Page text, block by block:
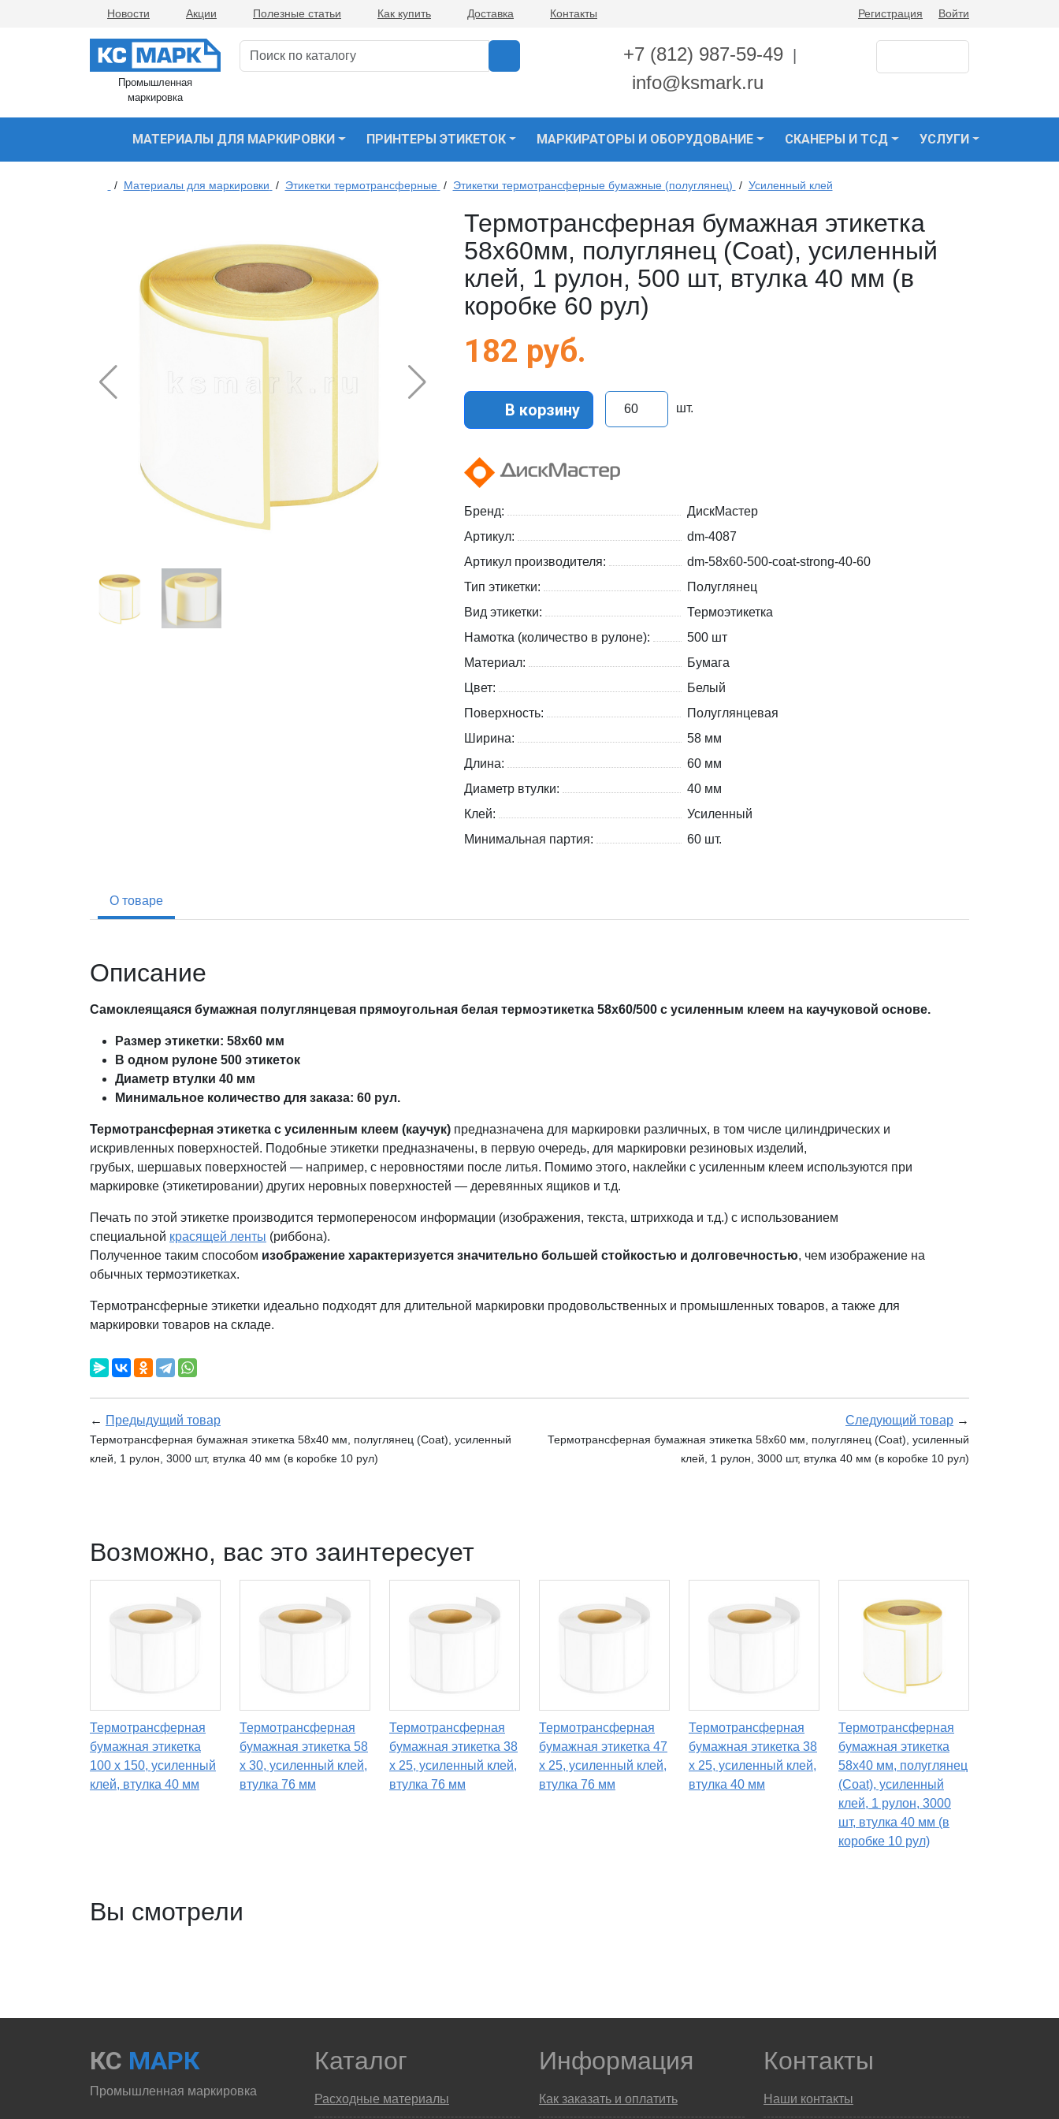
Новости Акции Полезные статьи Как купить Доставка Контакты Регистрация Войти
Промышленная
маркировка
+7 (812) 987-59-49
info@ksmark.ru
МАТЕРИАЛЫ ДЛЯ МАРКИРОВКИ ПРИНТЕРЫ ЭТИКЕТОК МАРКИРАТОРЫ И ОБОРУДОВАНИЕ СКАНЕРЫ И ТСД УСЛУГИ
/ Материалы для маркировки / Этикетки термотрансферные / Этикетки термотрансферные бумажные (полуглянец) / Усиленный клей
Термотрансферная бумажная этикетка
58х60мм, полуглянец (Coat), усиленный
клей, 1 рулон, 500 шт, втулка 40 мм (в
коробке 60 рул)
182 руб.
В корзину шт.
Бренд:
ДискМастер
Артикул:
dm-4087
Артикул производителя:
dm-58x60-500-coat-strong-40-60
Тип этикетки:
Полуглянец
Вид этикетки:
Термоэтикетка
Намотка (количество в рулоне):
500 шт
Материал:
Бумага
Цвет:
Белый
Поверхность:
Полуглянцевая
Ширина:
58 мм
Длина:
60 мм
Диаметр втулки:
40 мм
Клей:
Усиленный
Минимальная партия:
60 шт.
О товаре
Описание
Самоклеящаяся бумажная полуглянцевая прямоугольная белая термоэтикетка 58х60/500 с усиленным клеем на каучуковой основе.
Размер этикетки: 58х60 мм
В одном рулоне 500 этикеток
Диаметр втулки 40 мм
Минимальное количество для заказа: 60 рул.
Термотрансферная этикетка с усиленным клеем (каучук) предназначена для маркировки различных, в том числе цилиндрических и
искривленных поверхностей. Подобные этикетки предназначены, в первую очередь, для маркировки резиновых изделий,
грубых, шершавых поверхностей — например, с неровностями после литья. Помимо этого, наклейки с усиленным клеем используются при
маркировке (этикетировании) других неровных поверхностей — деревянных ящиков и т.д.
Печать по этой этикетке производится термопереносом информации (изображения, текста, штрихкода и т.д.) с использованием
специальной красящей ленты (риббона).
Полученное таким способом изображение характеризуется значительно большей стойкостью и долговечностью, чем изображение на
обычных термоэтикетках.
Термотрансферные этикетки идеально подходят для длительной маркировки продовольственных и промышленных товаров, а также для
маркировки товаров на складе.
← Предыдущий товар
Термотрансферная бумажная этикетка 58х40 мм, полуглянец (Coat), усиленный
клей, 1 рулон, 3000 шт, втулка 40 мм (в коробке 10 рул)
Следующий товар →
Термотрансферная бумажная этикетка 58x60 мм, полуглянец (Coat), усиленный
клей, 1 рулон, 3000 шт, втулка 40 мм (в коробке 10 рул)
Возможно, вас это заинтересует
Термотрансферная
бумажная этикетка
100 х 150, усиленный
клей, втулка 40 мм
Термотрансферная
бумажная этикетка 58
х 30, усиленный клей,
втулка 76 мм
Термотрансферная
бумажная этикетка 38
х 25, усиленный клей,
втулка 76 мм
Термотрансферная
бумажная этикетка 47
х 25, усиленный клей,
втулка 76 мм
Термотрансферная
бумажная этикетка 38
х 25, усиленный клей,
втулка 40 мм
Термотрансферная
бумажная этикетка
58х40 мм, полуглянец
(Coat), усиленный
клей, 1 рулон, 3000
шт, втулка 40 мм (в
коробке 10 рул)
Вы смотрели
КС МАРК
Промышленная маркировка
Каталог
Расходные материалы
Информация
Как заказать и оплатить
Контакты
Наши контакты